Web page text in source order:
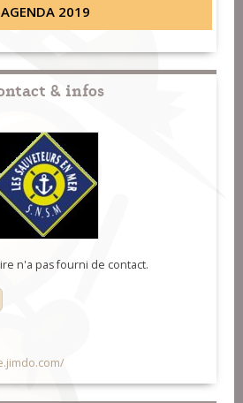
AGENDA 2019
& infos
n'a pas fourni de contact.